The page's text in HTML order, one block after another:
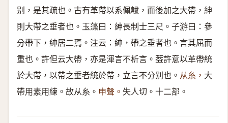
别，是其疏也。古有革帶以系佩韍，而後加之大帶，紳
則大帶之垂者也。玉藻曰：紳長制士三尺。子游曰：參
分帶下，紳居二焉。注云：紳，帶之垂者也。言其屈而
重也。許但云大帶，亦是渾言不析言。葢許意以革帶統
於大帶，以帶之垂者統於帶，立言不分别也。 从糸， 大
帶用素用練。故从糸。 申聲。 失人切。十二部。